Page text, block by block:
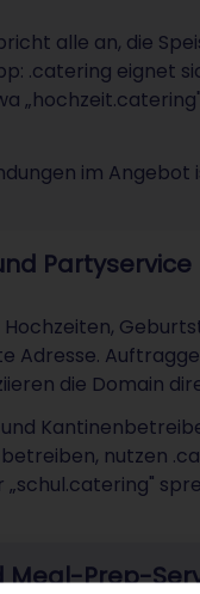
alle an, die
.catering eignet
im Angebot
Partyservice
Adresse.
die Domain
nutzen
„schul.catering"
Meal-Prep-